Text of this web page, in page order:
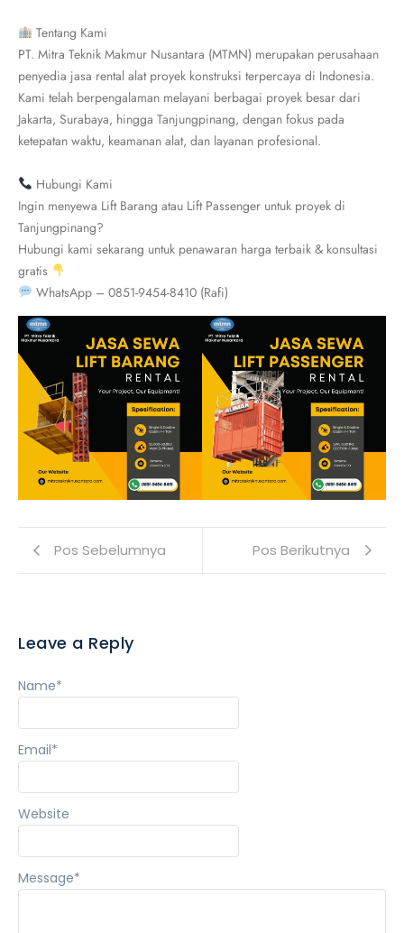
Tentang Kami
PT. Mitra Teknik Makmur Nusantara (MTMN) merupakan perusahaan
penyedia jasa rental alat proyek konstruksi terpercaya di Indonesia.
Kami telah berpengalaman melayani berbagai proyek besar dari
Jakarta, Surabaya, hingga Tanjungpinang, dengan fokus pada
ketepatan waktu, keamanan alat, dan layanan profesional.
Hubungi Kami
Ingin menyewa Lift Barang atau Lift Passenger untuk proyek di
Tanjungpinang?
Hubungi kami sekarang untuk penawaran harga terbaik & konsultasi
gratis
WhatsApp – 0851-9454-8410 (Rafi)
Pos Sebelumnya Pos Berikutnya
Leave a Reply
Message*
Name*
Email*
Website